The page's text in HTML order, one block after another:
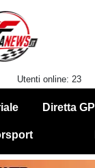
Utenti online: 23
Diretta GP